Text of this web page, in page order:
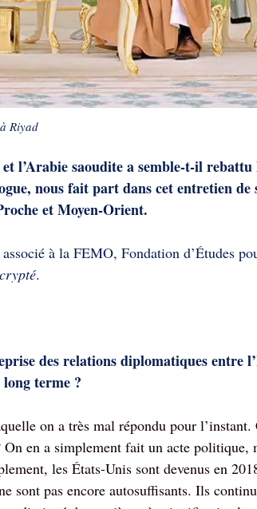
Riyad
l’Arabie saoudite a semble-t-il rebattu
nous fait part dans cet entretien de
et Moyen-Orient.
à la FEMO, Fondation d’Études
.
des relations diplomatiques entre
terme ?
on a très mal répondu pour l’instant.
en a simplement fait un acte politique,
les États-Unis sont devenus en
sont pas encore autosuffisants. Ils